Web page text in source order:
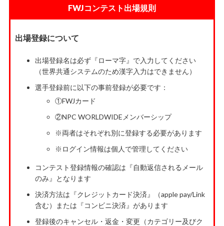
FWJコンテスト出場規則
出場登録について
出場登録名は必ず『ローマ字』で入力してください
（世界共通システムのため漢字入力はできません）
選手登録前に以下の事前登録が必要です：
①FWJカード
②NPC WORLDWIDEメンバーシップ
※両者はそれぞれ別に登録する必要があります
※ログイン情報は個人で管理してください
コンテスト登録情報の確認は『自動返信されるメール
のみ』となります
決済方法は『クレジットカード決済』（apple pay/Link
含む）または『コンビニ決済』があります
登録後のキャンセル・返金・変更（カテゴリー及びク